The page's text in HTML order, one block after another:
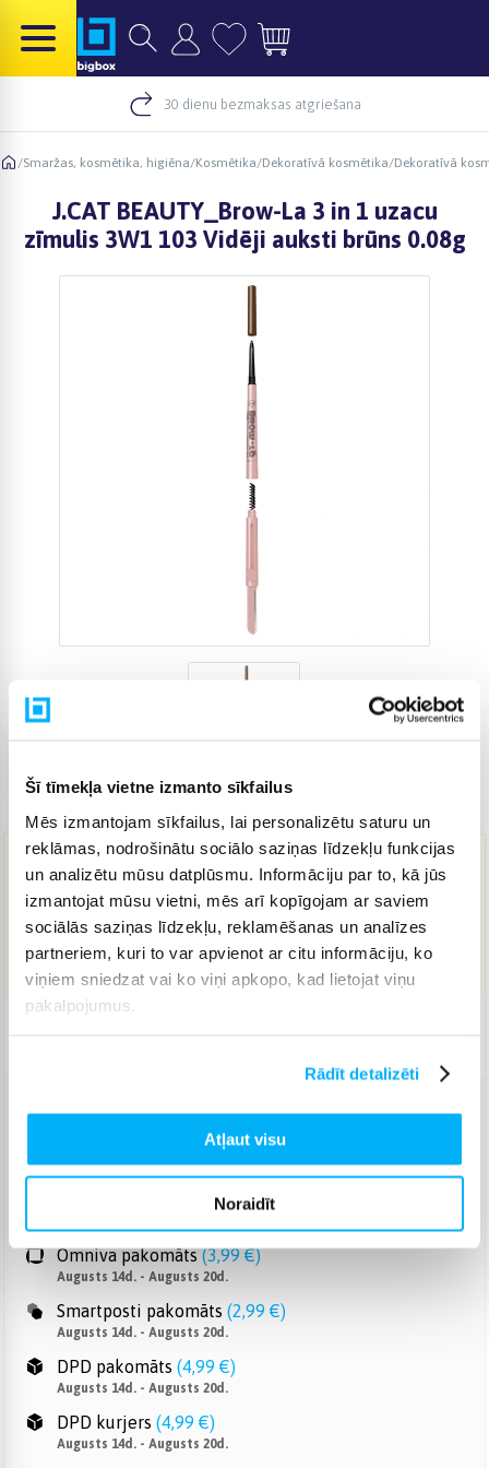
Šī tīmekļa vietne izmanto sīkfailus
Mēs izmantojam sīkfailus, lai personalizētu saturu un
reklāmas, nodrošinātu sociālo saziņas līdzekļu funkcijas
un analizētu mūsu datplūsmu. Informāciju par to, kā jūs
izmantojat mūsu vietni, mēs arī kopīgojam ar saviem
sociālās saziņas līdzekļu, reklamēšanas un analīzes
partneriem, kuri to var apvienot ar citu informāciju, ko
viņiem sniedzat vai ko viņi apkopo, kad lietojat viņu
pakalpojumus.
Rādīt detalizēti
Atļaut visu
Noraidīt
30 dienu bezmaksas atgriešana
/Smaržas, kosmētika, higiēna/Kosmētika/Dekoratīvā kosmētika/Dekoratīvā
J.CAT BEAUTY_Brow-La 3 in 1 uzacu
zīmulis 3W1 103 Vidēji auksti brūns 0.08g
7,93 €
IELIKT GROZĀ
Augusts 14d. - Augusts 20d.
Venipak Kurjers (3,99 €)
Apmaksā pilnu summu skaidrā naudā piegādes brīdī.
Omniva pakomāts (3,99 €)
Augusts 14d. - Augusts 20d.
Smartposti pakomāts (2,99 €)
Augusts 14d. - Augusts 20d.
DPD pakomāts (4,99 €)
Augusts 14d. - Augusts 20d.
DPD kurjers (4,99 €)
Augusts 14d. - Augusts 20d.